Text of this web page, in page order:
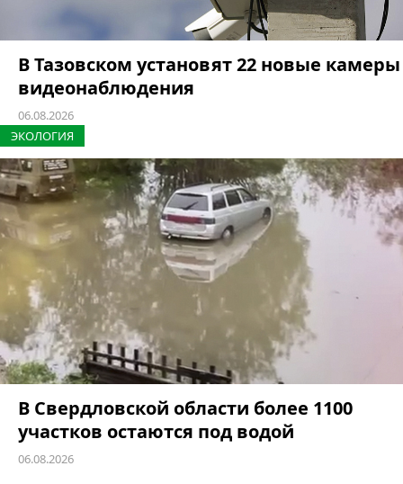
В Тазовском установят 22 новые камеры
видеонаблюдения
06.08.2026
ЭКОЛОГИЯ
В Свердловской области более 1100
участков остаются под водой
06.08.2026